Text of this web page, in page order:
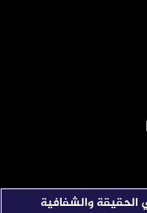
الحقيقة والشفافية